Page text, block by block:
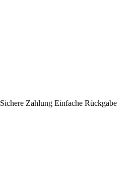
Sichere Zahlung Einfache Rückgabe